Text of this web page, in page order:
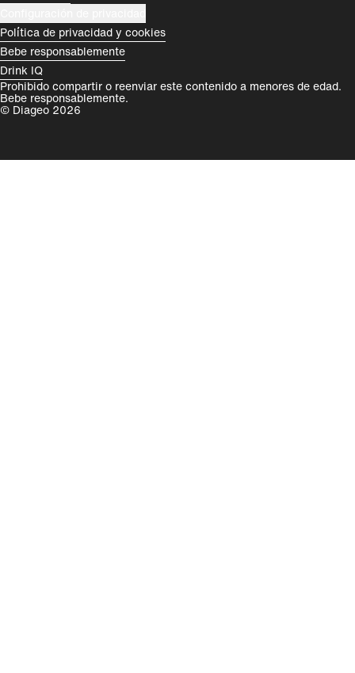
Política de privacidad y cookies
Bebe responsablemente
Drink IQ
Prohibido compartir o reenviar este contenido a menores de edad.
Bebe responsablemente.
© Diageo 2026